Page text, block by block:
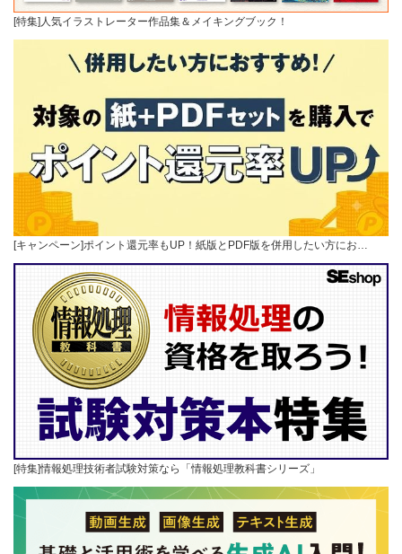
[特集]人気イラストレーター作品集＆メイキングブック！
[キャンペーン]ポイント還元率もUP！紙版とPDF版を併用したい方にお…
[特集]情報処理技術者試験対策なら「情報処理教科書シリーズ」